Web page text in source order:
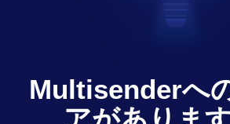
Multisenderへ